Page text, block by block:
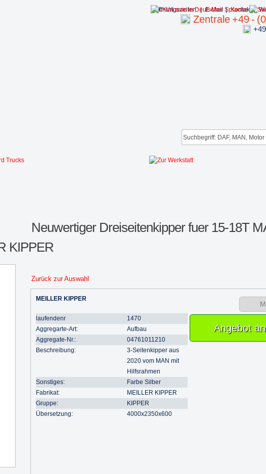
Kontakt |
E-Mail |
Öffnungszeiten: |
Zentrale +49 -
Neuwertiger Dreiseitenkipper fuer 15-18T
KIPPER
Zurück zur Auswahl
Angebot
MEILLER KIPPER
laufendenr
1470
Aggregarte-Art:
Aufbau
Aggregate-Nr.:
04761011210
Beschreibung:
3-Seitenkipper aus
2020 vom MAN mit
Hilfsrahmen
Sonstiges:
Farbe Silber
Fabrikat:
MEILLER KIPPER
Gruppe:
KIPPER
Übersetzung:
4000x2350x600